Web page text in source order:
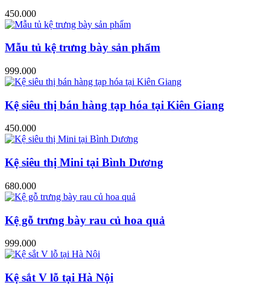
450.000
Mẫu tủ kệ trưng bày sản phẩm
999.000
Kệ siêu thị bán hàng tạp hóa tại Kiên Giang
450.000
Kệ siêu thị Mini tại Bình Dương
680.000
Kệ gỗ trưng bày rau củ hoa quả
999.000
Kệ sắt V lỗ tại Hà Nội